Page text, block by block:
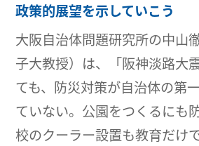
政策的展望を示していこう
大阪自治体問題研究所の中山
子大教授）は、「阪神淡路大
ても、防災対策が自治体の第
ていない。公園をつくるにも
校のクーラー設置も教育だけ